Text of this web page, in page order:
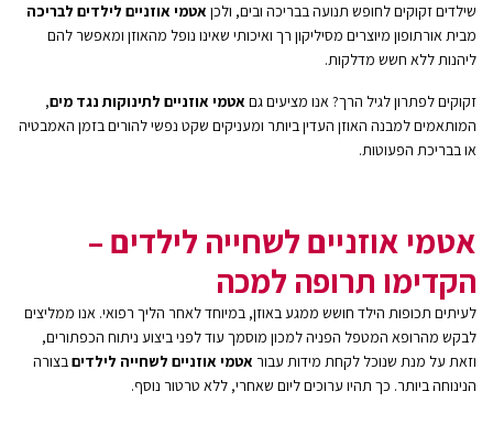
שילדים זקוקים לחופש תנועה בבריכה ובים, ולכן אטמי אוזניים לילדים לבריכה
מבית אורתופון מיוצרים מסיליקון רך ואיכותי שאינו נופל מהאוזן ומאפשר להם
ליהנות ללא חשש מדלקות.
זקוקים לפתרון לגיל הרך? אנו מציעים גם אטמי אוזניים לתינוקות נגד מים,
המותאמים למבנה האוזן העדין ביותר ומעניקים שקט נפשי להורים בזמן האמבטיה
או בבריכת הפעוטות.
אטמי אוזניים לשחייה לילדים –
הקדימו תרופה למכה
לעיתים תכופות הילד חושש ממגע באוזן, במיוחד לאחר הליך רפואי. אנו ממליצים
לבקש מהרופא המטפל הפניה למכון מוסמך עוד לפני ביצוע ניתוח הכפתורים,
וזאת על מנת שנוכל לקחת מידות עבור אטמי אוזניים לשחייה לילדיםבצורה
הנינוחה ביותר. כך תהיו ערוכים ליום שאחרי, ללא טרטור נוסף.